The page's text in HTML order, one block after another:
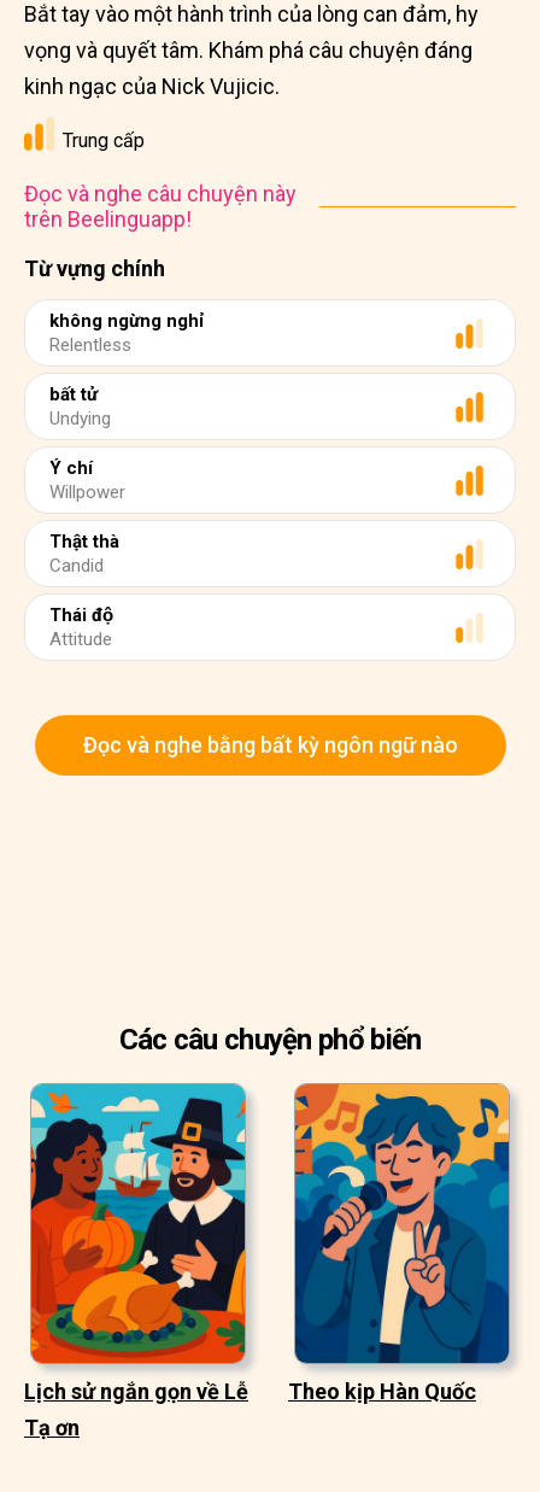
Từ vựng chính
không ngừng nghỉ
Relentless
bất tử
Undying
Ý chí
Willpower
Thật thà
Candid
Thái độ
Attitude
Bắt tay vào một hành trình của lòng can đảm, hy
vọng và quyết tâm. Khám phá câu chuyện đáng
kinh ngạc của Nick Vujicic.
Trung cấp
Đọc và nghe câu chuyện này
trên Beelinguapp!
Đọc và nghe bằng bất kỳ ngôn ngữ nào
Các câu chuyện phổ biến
Lịch sử ngắn gọn về Lễ
Tạ ơn
Theo kịp Hàn Quốc